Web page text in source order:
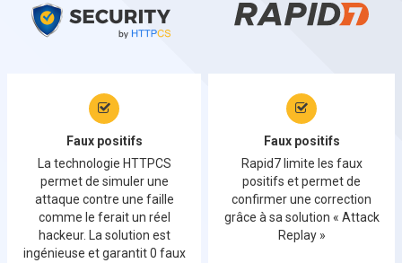
Faux positifs
La technologie HTTPCS
permet de simuler une
attaque contre une faille
comme le ferait un réel
hackeur. La solution est
ingénieuse et garantit 0 faux
Faux positifs
Rapid7 limite les faux
positifs et permet de
confirmer une correction
grâce à sa solution « Attack
Replay »